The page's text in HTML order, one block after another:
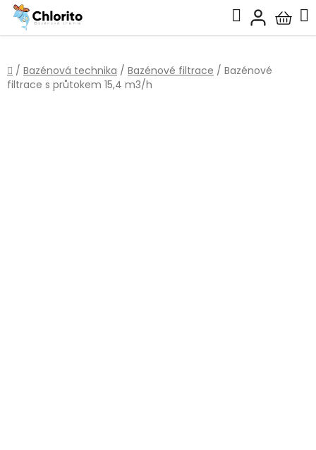
Přejít
obsah
Hledat
košík
Domů
/ Bazénová technika / Bazénové filtrace / Bazénové
filtrace s průtokem 15,4 m3/h